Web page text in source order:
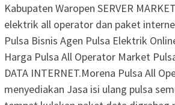
Kabupaten Waropen SERVER
elektrik all operator dan paket
Pulsa Bisnis Agen Pulsa Elektrik
Harga Pulsa All Operator Market
DATA INTERNET.Morena Pulsa All
menyediakan Jasa isi ulang pulsa